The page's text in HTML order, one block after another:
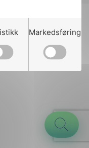
Markedsføring